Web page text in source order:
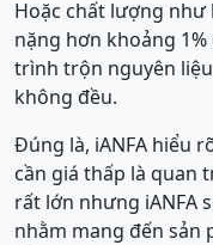
Hoặc chất lượng
nặng hơn khoảng
trình trộn nguyên
không đều.
Đúng là, iANFA hiểu
cần giá thấp là quan
rất lớn nhưng iANFA
nhằm mang đến sản